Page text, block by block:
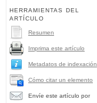
HERRAMIENTAS DEL
ARTÍCULO
Resumen
Imprima este artículo
Metadatos de indexación
Cómo citar un elemento
Envíe este artículo por